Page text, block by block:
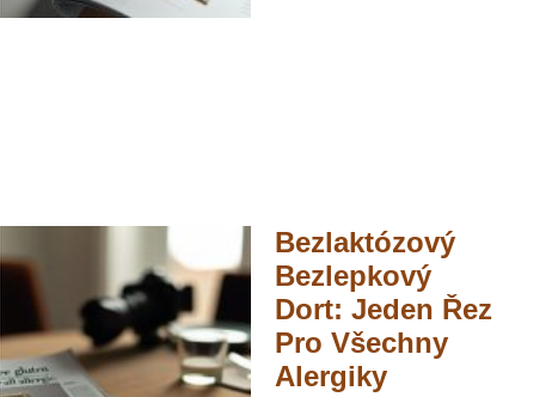
Bezlaktózový
Bezlepkový
Dort: Jeden Řez
Pro Všechny
Alergiky​